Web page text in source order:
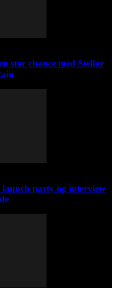
stor chance med Stellar
party og interview